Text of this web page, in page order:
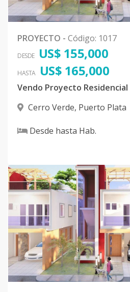
PROYECTO - Código: 1017
DESDE US$ 155,000
HASTA US$ 165,000
Vendo Proyecto Residencial
Cerro Verde, Puerto Plata
Desde hasta Hab.